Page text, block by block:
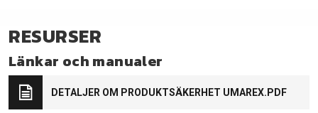
RESURSER
Länkar och manualer
DETALJER OM PRODUKTSÄKERHET UMAREX.PDF